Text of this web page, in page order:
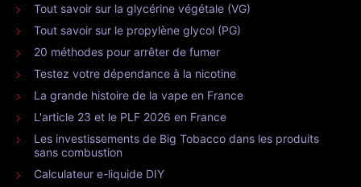
Tout savoir sur la glycérine végétale (VG)
Tout savoir sur le propylène glycol (PG)
20 méthodes pour arrêter de fumer
Testez votre dépendance à la nicotine
La grande histoire de la vape en France
L'article 23 et le PLF 2026 en France
Les investissements de Big Tobacco dans les produits
sans combustion
Calculateur e-liquide DIY